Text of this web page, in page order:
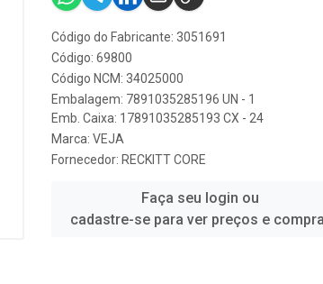
Código do Fabricante: 3051691
Código: 69800
Código NCM: 34025000
Embalagem: 7891035285196 UN - 1
Emb. Caixa: 17891035285193 CX - 24
Marca: VEJA
Fornecedor: RECKITT CORE
Faça seu login ou
cadastre-se para ver preços e